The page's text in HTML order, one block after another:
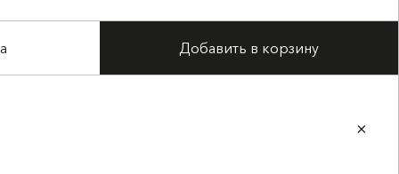
Добавить в корзину